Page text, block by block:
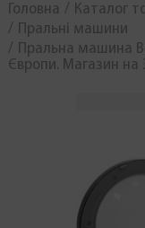
Головна Каталог
Пральні машини
Пральна машина
Європи. Магазин на